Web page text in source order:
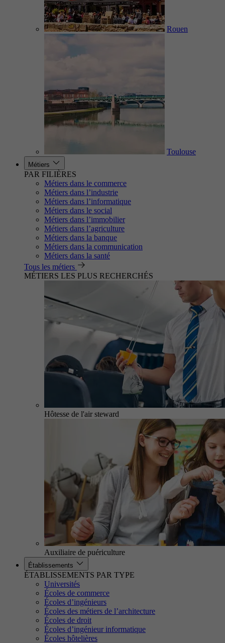
Rouen
Toulouse
Métiers
PAR FILIÈRES
Métiers dans le commerce
Métiers dans l’industrie
Métiers dans l’informatique
Métiers dans le social
Métiers dans l’immobilier
Métiers dans l’agriculture
Métiers dans la banque
Métiers dans la communication
Métiers dans la santé
Tous les métiers
MÉTIERS LES PLUS RECHERCHÉS
Hôtesse de l'air steward
Auxiliaire de puériculture
Établissements
ÉTABLISSEMENTS PAR TYPE
Universités
Écoles de commerce
Écoles d’ingénieurs
Écoles des métiers de l’architecture
Écoles de droit
Écoles d’ingénieur informatique
Écoles hôtelières